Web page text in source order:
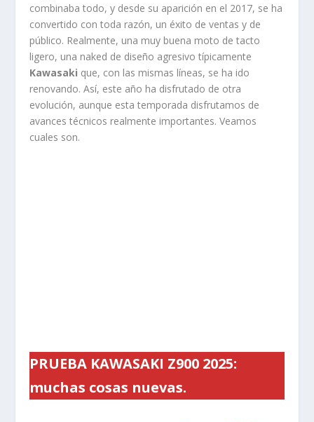
combinaba todo, y desde su aparición en el 2017, se ha
convertido con toda razón, un éxito de ventas y de
público. Realmente, una muy buena moto de tacto
ligero, una naked de diseño agresivo típicamente
Kawasaki que, con las mismas líneas, se ha ido
renovando. Así, este año ha disfrutado de otra
evolución, aunque esta temporada disfrutamos de
avances técnicos realmente importantes. Veamos
cuales son.
PRUEBA KAWASAKI Z900 2025:
muchas cosas nuevas.